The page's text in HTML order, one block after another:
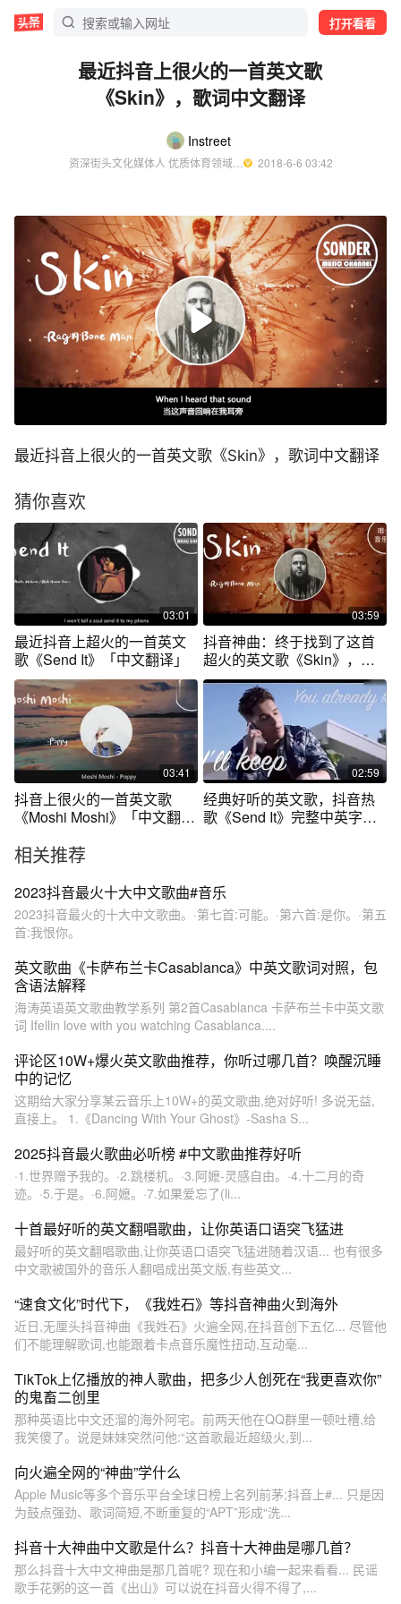
打开看看
最近抖音上很火的一首英文歌
《Skin》，歌词中文翻译
Instreet
资深街头文化媒体人 优质体育领域创作者
  2018-6-6 03:42
最近抖音上很火的一首英文歌《Skin》，歌词中文翻译
猜你喜欢
03:01
最近抖音上超火的一首英文
歌《Send It》「中文翻译」
03:59
抖音神曲：终于找到了这首
超火的英文歌《Skin》，中
文翻译版了
03:41
抖音上很火的一首英文歌
《Moshi Moshi》「中文翻
02:59
经典好听的英文歌，抖音热
歌《Send It》完整中英字幕
相关推荐
2023抖音最火十大中文歌曲#音乐
2023抖音最火的十大中文歌曲。·第七首:可能。·第六首:是你。·第五
首:我恨你。
英文歌曲《卡萨布兰卡Casablanca》中英文歌词对照，包
含语法解释
海涛英语英文歌曲教学系列 第2首Casablanca 卡萨布兰卡中英文歌
词 Ifellin love with you watching Casablanca....
评论区10W+爆火英文歌曲推荐，你听过哪几首？唤醒沉睡
中的记忆
这期给大家分享某云音乐上10W+的英文歌曲,绝对好听! 多说无益,
直接上。 1.《Dancing With Your Ghost》-Sasha S...
2025抖音最火歌曲必听榜 #中文歌曲推荐好听
·1.世界赠予我的。·2.跳楼机。·3.阿嬷-灵感自由。·4.十二月的奇
迹。·5.于是。·6.阿嬷。·7.如果爱忘了(li...
十首最好听的英文翻唱歌曲，让你英语口语突飞猛进
最好听的英文翻唱歌曲,让你英语口语突飞猛进随着汉语‬... 也有很多
中文歌被国外的音乐人翻唱成出英文版,有些英文...
“速食文化”时代下，《我姓石》等抖音神曲火到海外
近日,无厘头抖音神曲《我姓石》火遍全网,在抖音创下五亿... 尽管他
们不能理解歌词,也能跟着卡点音乐魔性扭动,互动毫...
TikTok上亿播放的神人歌曲，把多少人创死在“我更喜欢你”
的鬼畜二创里
那种英语比中文还溜的海外阿宅。前两天他在QQ群里一顿吐槽,给
我笑傻了。说是妹妹突然问他:“这首歌最近超级火,到...
向火遍全网的“神曲”学什么
Apple Music等多个音乐平台全球日榜上名列前茅;抖音上#... 只是因
为鼓点强劲、歌词简短,不断重复的“APT”形成“洗...
抖音十大神曲中文歌是什么？抖音十大神曲是哪几首？
那么抖音十大中文神曲是那几首呢? 现在和小编一起来看看... 民谣
歌手花粥的这一首《出山》可以说在抖音火得不得了,...